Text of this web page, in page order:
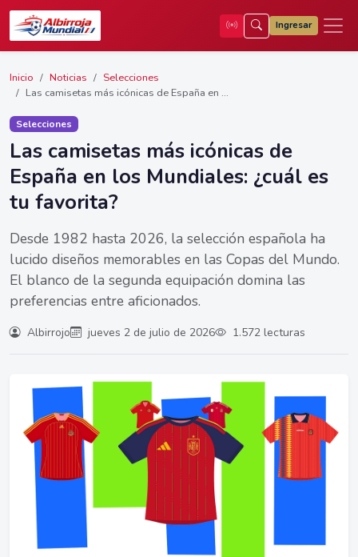
Ingresar
Inicio Noticias
Selecciones
Las camisetas más icónicas de España en ...
Selecciones
Las camisetas más icónicas de
España en los Mundiales: ¿cuál es
tu favorita?
Desde 1982 hasta 2026, la selección española ha
lucido diseños memorables en las Copas del Mundo.
El blanco de la segunda equipación domina las
preferencias entre aficionados.
Albirrojo jueves 2 de julio de 2026 1.572 lecturas